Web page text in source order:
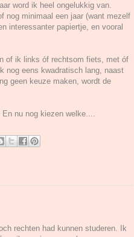
word ik heel ongelukkig van.
nog minimaal een jaar (want mezelf
interessanter papiertje, en vooral
of ik links óf rechtsom fiets, met óf
nog eens kwadratisch lang, naast
geen keuze maken, wordt de
En nu nog kiezen welke....
rechten had kunnen studeren. Ik